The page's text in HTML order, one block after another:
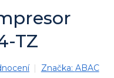
TZ
Značka: ABAC